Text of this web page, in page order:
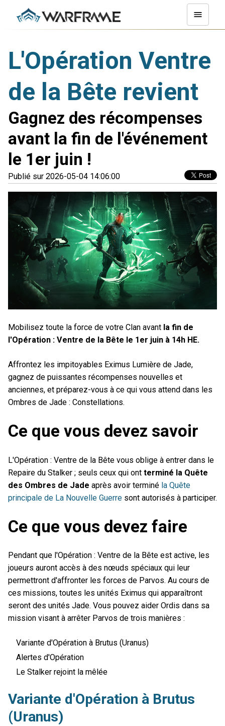
L'Opération Ventre
de la Bête revient
Gagnez des récompenses
avant la fin de l'événement
le 1er juin !
Publié sur 2026-05-04 14:06:00
Mobilisez toute la force de votre Clan avant la fin de
l'Opération : Ventre de la Bête le 1er juin à 14h HE.
Affrontez les impitoyables Eximus Lumière de Jade,
gagnez de puissantes récompenses nouvelles et
anciennes, et préparez-vous à ce qui vous attend dans les
Ombres de Jade : Constellations.
Ce que vous devez savoir
L'Opération : Ventre de la Bête vous oblige à entrer dans le
Repaire du Stalker ; seuls ceux qui ont terminé la Quête
des Ombres de Jade après avoir terminé la Quête
principale de La Nouvelle Guerre sont autorisés à participer.
Ce que vous devez faire
Pendant que l'Opération : Ventre de la Bête est active, les
joueurs auront accès à des nœuds spéciaux qui leur
permettront d'affronter les forces de Parvos. Au cours de
ces missions, toutes les unités Eximus qui apparaîtront
seront des unités Jade. Vous pouvez aider Ordis dans sa
mission visant à arrêter Parvos de trois manières :
Variante d'Opération à Brutus (Uranus)
Alertes d'Opération
Le Stalker rejoint la mêlée
Variante d'Opération à Brutus
(Uranus)